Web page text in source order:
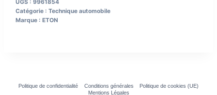
autres
UGS : 9961854
Catégorie : Technique automobile
Marque : ETON
Politique de confidentialité Conditions générales
Politique de cookies (UE)
Mentions Légales